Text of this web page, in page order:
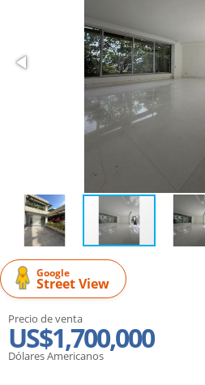
Google
Street View
Precio de venta
US$1,700,000
Dólares Americanos